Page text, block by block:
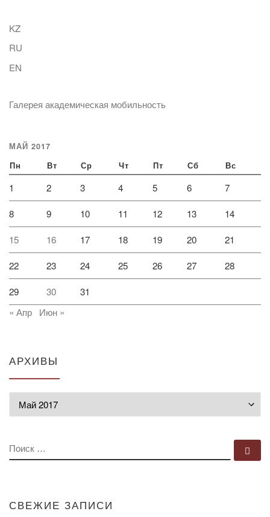
KZ
RU
EN
Галерея академическая мобильность
МАЙ 2017
Пн Вт Ср Чт Пт Сб Вс
1 2 3 4 5 6 7
8 9 10 11 12 13 14
15 16 17 18 19 20 21
22 23 24 25 26 27 28
29 30
31
« Апр
Июн »
АРХИВЫ
ПОИСК
СВЕЖИЕ ЗАПИСИ